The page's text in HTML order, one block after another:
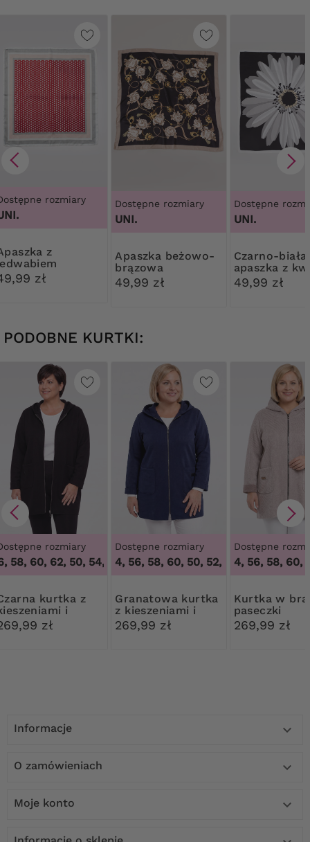
rozmiary
z
białe
zł
Dostępne rozmiary
UNI.
Apaszka beżowo-
brązowa
49,99 zł
Dostępne
UNI.
Czarno-biała
apaszka z
49,99 zł
PODOBNE KURTKI:
rozmiary
58, 60, 62,50, 54, 56, 58, 60, 62
z
i
zł
Dostępne rozmiary
50, 52, 54, 56, 58, 60,50, 52, 54, 56, 58, 60
Granatowa kurtka
z kieszeniami i
kapturem
269,99 zł
Dostępne
50, 52, 54, 56, 58, 60,
Kurtka w brązowe
paseczki
269,99 zł
Informacje 
O zamówieniach 
Moje konto 